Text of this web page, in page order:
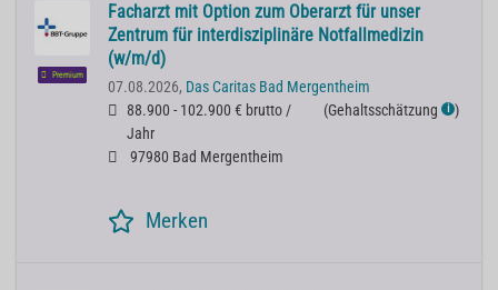
Premium
Facharzt mit Option zum Oberarzt für unser
Zentrum für interdisziplinäre Notfallmedizin
(w/m/d)
07.08.2026, Das Caritas Bad Mergentheim
88.900 - 102.900 € brutto /
Jahr
(Gehaltsschätzung ℹ )
97980 Bad Mergentheim
Merken